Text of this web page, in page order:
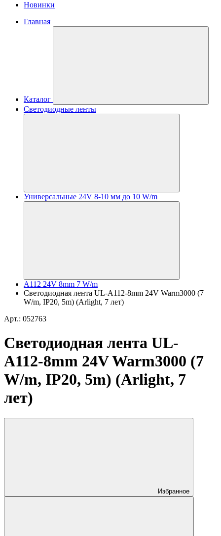
Новинки
Главная
Каталог
Светодиодные ленты
Универсальные 24V 8-10 мм до 10 W/m
A112 24V 8mm 7 W/m
Светодиодная лента UL-A112-8mm 24V Warm3000 (7
W/m, IP20, 5m) (Arlight, 7 лет)
Арт.: 052763
Светодиодная лента UL-
A112-8mm 24V Warm3000 (7
W/m, IP20, 5m) (Arlight, 7
лет)
Избранное